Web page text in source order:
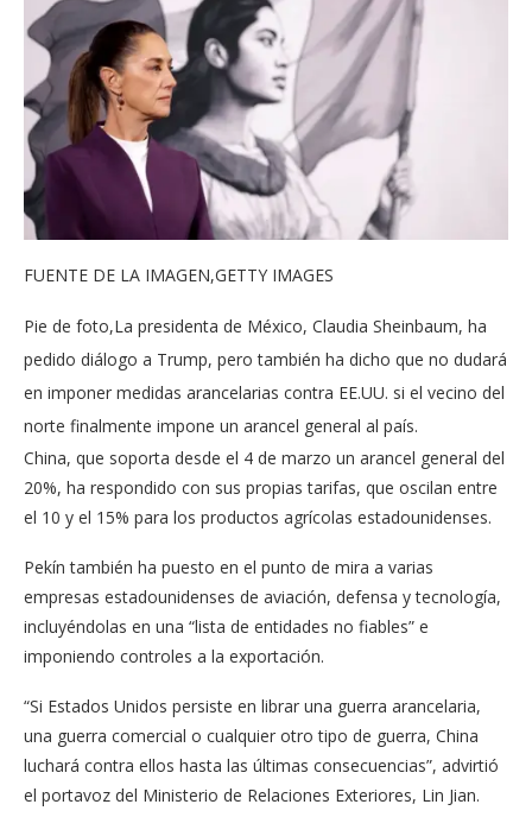
FUENTE DE LA IMAGEN,GETTY IMAGES
Pie de foto,La presidenta de México, Claudia Sheinbaum, ha
pedido diálogo a Trump, pero también ha dicho que no dudará
en imponer medidas arancelarias contra EE.UU. si el vecino del
norte finalmente impone un arancel general al país.
China, que soporta desde el 4 de marzo un arancel general del
20%, ha respondido con sus propias tarifas, que oscilan entre
el 10 y el 15% para los productos agrícolas estadounidenses.
Pekín también ha puesto en el punto de mira a varias
empresas estadounidenses de aviación, defensa y tecnología,
incluyéndolas en una “lista de entidades no fiables” e
imponiendo controles a la exportación.
“Si Estados Unidos persiste en librar una guerra arancelaria,
una guerra comercial o cualquier otro tipo de guerra, China
luchará contra ellos hasta las últimas consecuencias”, advirtió
el portavoz del Ministerio de Relaciones Exteriores, Lin Jian.